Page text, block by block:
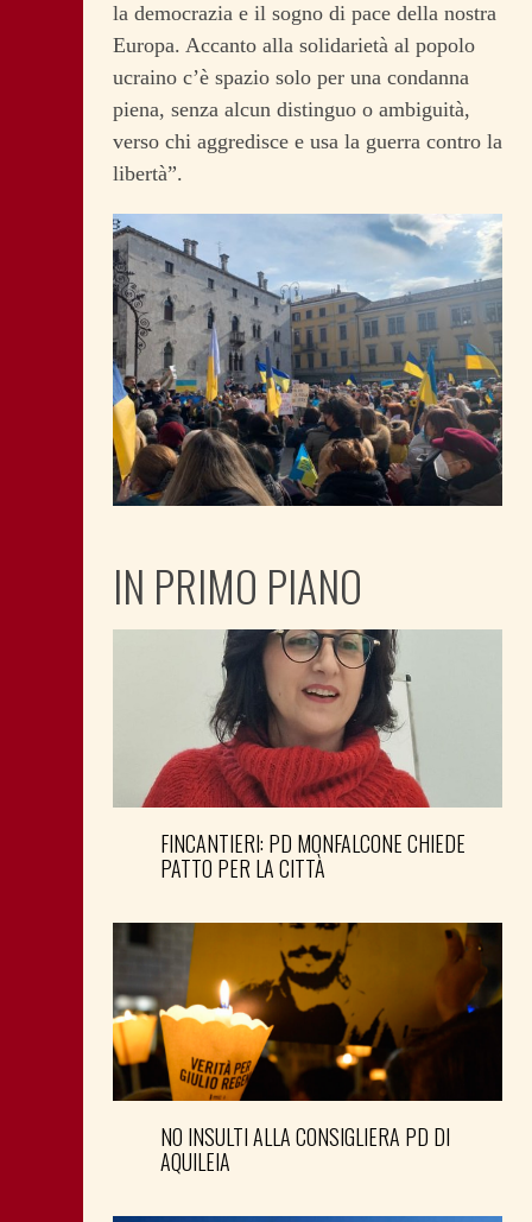
la democrazia e il sogno di pace della nostra
Europa. Accanto alla solidarietà al popolo
ucraino c’è spazio solo per una condanna
piena, senza alcun distinguo o ambiguità,
verso chi aggredisce e usa la guerra contro la
libertà”.
IN PRIMO PIANO
FINCANTIERI: PD MONFALCONE CHIEDE
PATTO PER LA CITTÀ
NO INSULTI ALLA CONSIGLIERA PD DI
AQUILEIA